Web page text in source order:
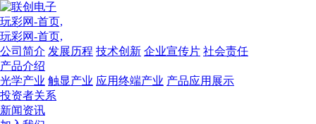
玩彩网-首页,
玩彩网-首页,
公司简介 发展历程 技术创新 企业宣传片 社会责任
产品介绍
光学产业 触显产业 应用终端产业 产品应用展示
投资者关系
新闻资讯